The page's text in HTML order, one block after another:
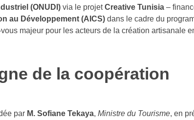
(ONUDI) via le projetCreative Tunisia –
au Développement (AICS) dans le cadre du
majeur pour les acteurs de la création artisanale
de la coopération
par M. Sofiane Tekaya, Ministre du Tourisme, en